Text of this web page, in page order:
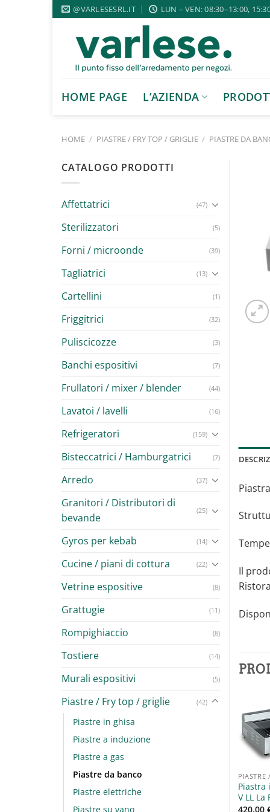
Salta
ai
contenuti
@VARLESESRL.IT LUN – VEN: 08:30–13:00,
HOME PAGE L’AZIENDA
HOME / PIASTRE / FRY TOP / GRIGLIE / PIASTRE DA
CATALOGO PRODOTTI
Affettatrici (47)
Sterilizzatori (5)
Forni / microonde (39)
Tagliatrici (13)
Cartellini (1)
Friggitrici (32)
Puliscicozze (3)
Banchi espositivi (7)
Frullatori / mixer / blender (44)
Lavatoi / lavelli (16)
Refrigeratori (159)
Bisteccatrici / Hamburgatrici (7)
Arredo (37)
Granitori / Distributori di
bevande
(25)
Gyros per kebab (14)
Cucine / piani di cottura (22)
Vetrine espositive (8)
Grattugie (11)
Rompighiaccio (8)
Tostiere (14)
Murali espositivi (5)
Piastre / Fry top / griglie (42)
Piastre in ghisa
Piastre a induzione
Piastre a gas
Piastre da banco
Piastre elettriche
Piastre su vano
Il
PIASTRE
Piastra
V LL La
420,00
alla lista
dei
desideri